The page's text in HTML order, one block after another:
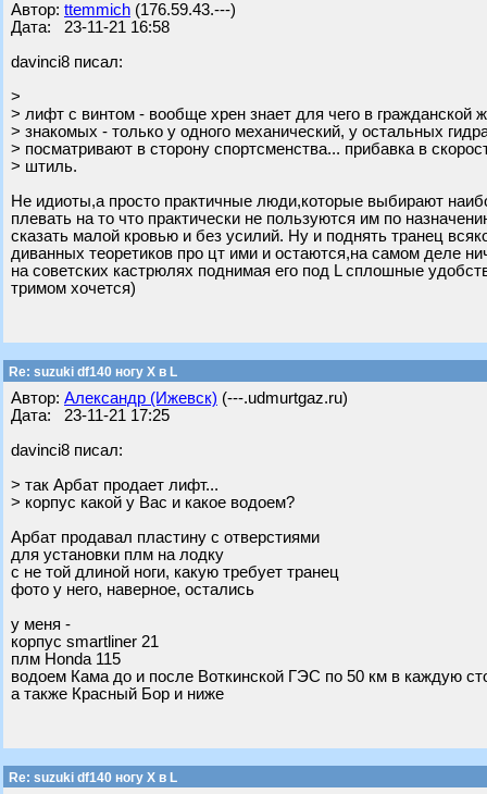
Автор: ttemmich (176.59.43.---)
Дата: 23-11-21 16:58
davinci8 писал:
>
> лифт с винтом - вообще хрен знает для чего в гражданской
> знакомых - только у одного механический, у остальных
> посматривают в сторону спортсменства... прибавка в
> штиль.
Не идиоты,а просто практичные люди,которые выбирают
плевать на то что практически не пользуются им по
сказать малой кровью и без усилий. Ну и поднять транец
диванных теоретиков про цт ими и остаются,на самом деле
на советских кастрюлях поднимая его под L сплошные
тримом хочется)
Re: suzuki df140 ногу X в L
Автор: Александр (Ижевск) (---.udmurtgaz.ru)
Дата: 23-11-21 17:25
davinci8 писал:
> так Арбат продает лифт...
> корпус какой у Вас и какое водоем?
Арбат продавал пластину с отверстиями
для установки плм на лодку
с не той длиной ноги, какую требует транец
фото у него, наверное, остались
у меня -
корпус smartliner 21
плм Honda 115
водоем Кама до и после Воткинской ГЭС по 50 км в каждую
а также Красный Бор и ниже
Re: suzuki df140 ногу X в L